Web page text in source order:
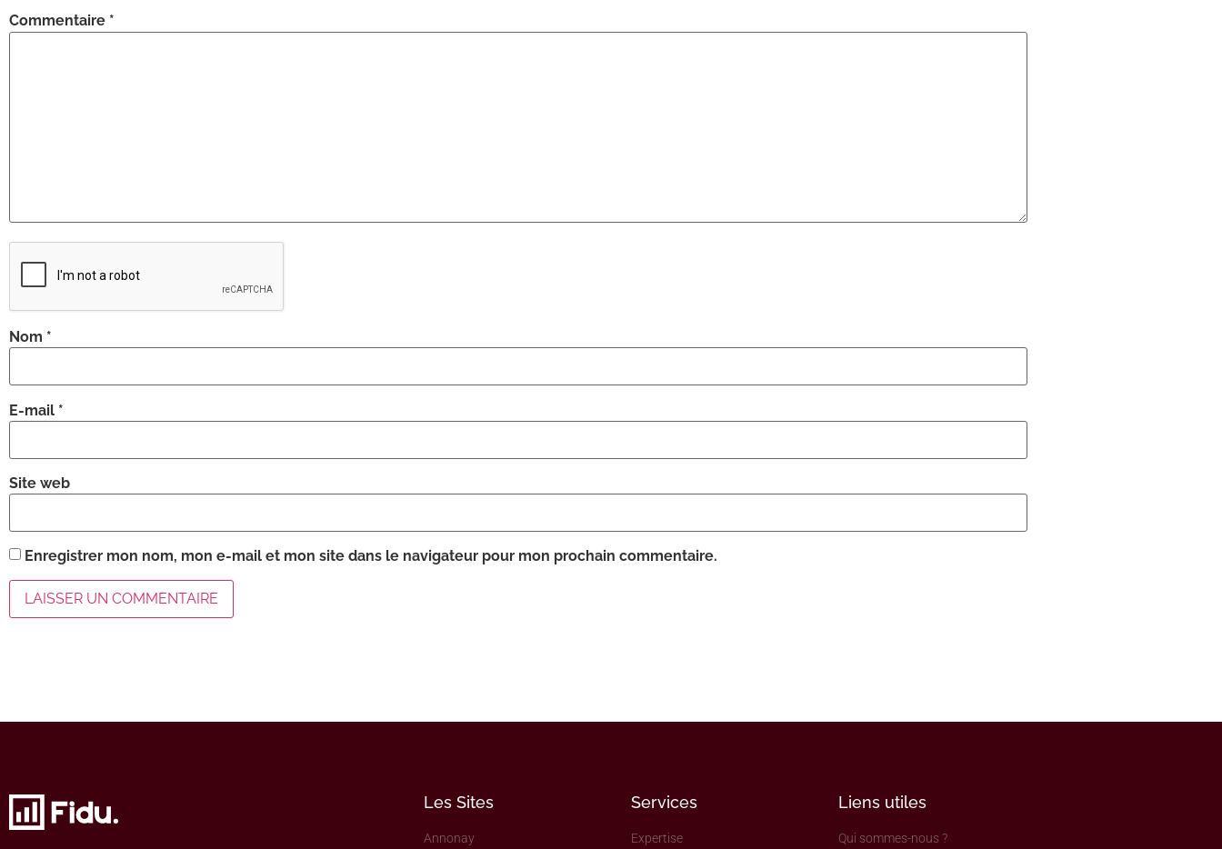
Commentaire *
Nom *
E-mail *
Site web
Enregistrer mon nom, mon e-mail et mon site dans le navigateur pour mon prochain commentaire.
Les Sites
Annonay
Services
Expertise
Liens utiles
Qui sommes-nous ?